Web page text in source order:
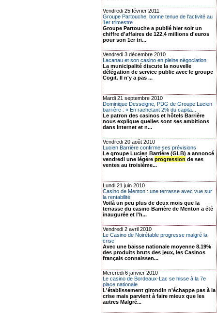
Vendredi 25 février 2011
Groupe Partouche: bonne tenue de l'activité au
1er trimestre
Groupe Partouche a publié hier soir un
chiffre d'affaires de 122,4 millions d'euros
pour son 1er tri...
Vendredi 3 décembre 2010
Lacanau et son casino en pleine négociation
La municipalité discute la nouvelle
délégation de service public avec le groupe
Cogit. Il n'y a pas ...
Mardi 21 septembre 2010
Dominique Desseigne, PDG de Groupe Lucien
barrière : « En rachetant 2% du capita...
Le patron des casinos et hôtels Barrière
nous explique quelles sont ses ambitions
dans Internet et n...
Vendredi 20 août 2010
Lucien Barrière confirme ses prévisions
Le groupe Lucien Barrière (GLB) a annoncé
vendredi une légère progression de ses
ventes au troisième...
Lundi 21 juin 2010
Casino de Menton : une terrasse avec vue sur
la rentabilité
Voilà un peu plus de deux mois que la
terrasse du casino Barrière de Menton a été
inaugurée et l'h...
Vendredi 2 avril 2010
Le Casino de Noirétable progresse malgré la
crise
Avec une baisse nationale moyenne 8.19%
des produits bruts des jeux, les Casinos
français connaissen...
Mercredi 6 janvier 2010
Le casino de Bordeaux-Lac se hisse à la 7e
place nationale
L'établissement girondin n'échappe pas à la
crise mais parvient à faire mieux que les
autres Malgré...